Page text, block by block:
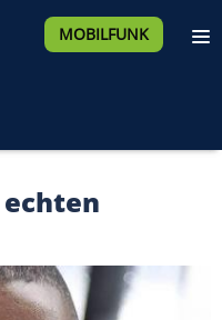
MOBILFUNK